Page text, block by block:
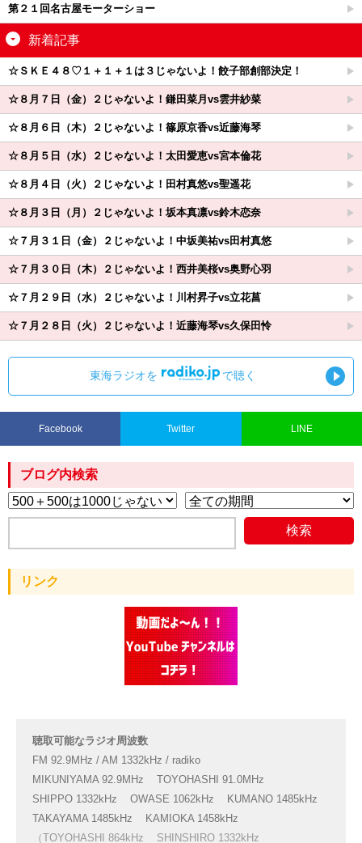
第２１回名古屋モーターショー
新着記事
☆ＳＫＥ４８♡１＋１＋１は３じゃないよ！餃子部創部決定！
☆８月７日（金）２じゃないよ！鎌田菜月vs雲井紗菜
☆８月６日（木）２じゃないよ！篠原京香vs近藤海琴
☆８月５日（水）２じゃないよ！太田愛恵vs宮本倫花
☆８月４日（火）２じゃないよ！田村真悠vs聖遥花
☆８月３日（月）２じゃないよ！坂本真凛vs鈴木恋奈
☆７月３１日（金）２じゃないよ！中坂美祐vs田村真悠
☆７月３０日（木）２じゃないよ！西井美桜vs奥野心羽
☆７月２９日（水）２じゃないよ！川村昇子vs立花菖
☆７月２８日（火）２じゃないよ！近藤海琴vs久保田怜
東海ラジオを で聴く
Facebook Twitter LINE
ブログ内検索
リンク
聴取可能なラジオ周波数
FM 92.9MHz / AM 1332kHz / radiko
MIKUNIYAMA 92.9MHz
TOYOHASHI 91.0MHz
SHIPPO 1332kHz
OWASE 1062kHz
KUMANO 1485kHz
TAKAYAMA 1485kHz
KAMIOKA 1458kHz
（TOYOHASHI 864kHz
SHINSHIRO 1332kHz